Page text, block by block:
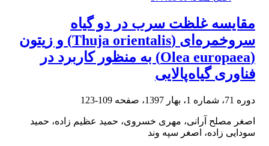
مقایسه غلظت سرب در دو گیاه
سروخمره‌ای (Thuja orientalis) و زیتون
(Olea europaea) به منظور کاربرد در
فناوری گیاه‌پالایی
دوره 71، شماره 1، بهار 1397، صفحه 109-123
اصغر مصلح آرانی، مهری خسروی، حمید عظیم زاده، حمید
سودایی زاده، اصغر سپه وند